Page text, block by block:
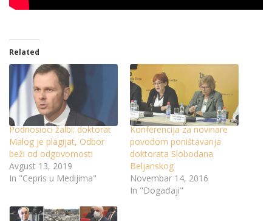
Related
Podnosioci žalbi: doktorat
Malog je plagijat, Odbor
beži od odgovornosti
Avgust 13, 2019
In "Cepris u Medijima"
Konferencija za novinare
povodom poništavanja
doktorata Slobodana
Beljanskog
Novembar 14, 2016
In "Događaji"